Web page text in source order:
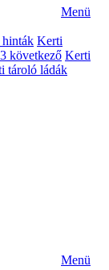
Menü
Kerti
következő Kerti
tároló ládák
Menü